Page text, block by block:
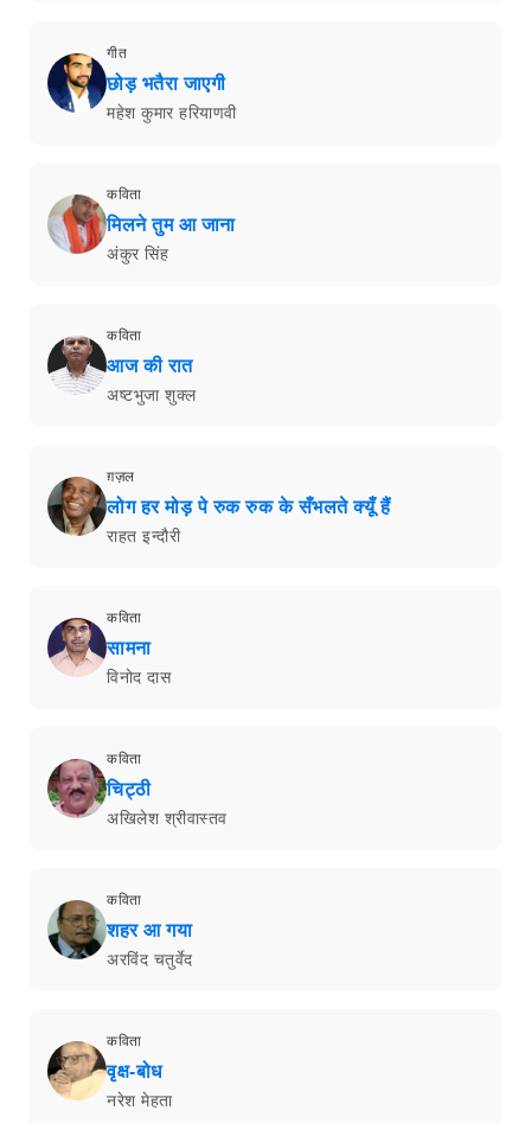
गीत
छोड़ भतैरा जाएगी
महेश कुमार हरियाणवी
कविता
मिलने तुम आ जाना
अंकुर सिंह
कविता
आज की रात
अष्टभुजा शुक्‍ल
ग़ज़ल
लोग हर मोड़ पे रुक रुक के सँभलते क्यूँ हैं
राहत इन्दौरी
कविता
सामना
विनोद दास
कविता
चिट्ठी
अखिलेश श्रीवास्तव
कविता
शहर आ गया
अरविंद चतुर्वेद
कविता
वृक्ष-बोध
नरेश मेहता